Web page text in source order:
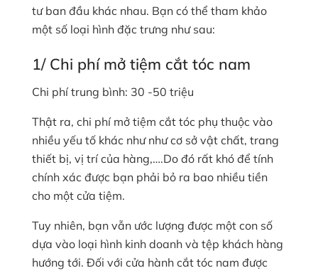
tư ban đầu khác nhau. Bạn có thể tham khảo
một số loại hình đặc trưng như sau:
1/ Chi phí mở tiệm cắt tóc nam
Chi phí trung bình: 30 -50 triệu
Thật ra, chi phí mở tiệm cắt tóc phụ thuộc vào
nhiều yếu tố khác như như cơ sở vật chất, trang
thiết bị, vị trí của hàng,….Do đó rất khó để tính
chính xác được bạn phải bỏ ra bao nhiều tiền
cho một cửa tiệm.
Tuy nhiên, bạn vẫn ước lượng được một con số
dựa vào loại hình kinh doanh và tệp khách hàng
hướng tới. Đối với cửa hành cắt tóc nam được